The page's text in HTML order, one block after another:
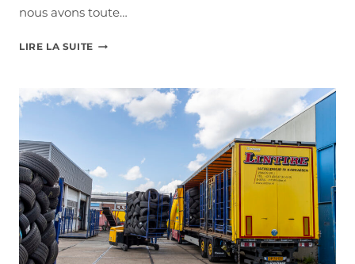
nous avons toute…
LIRE LA SUITEP
E
C
A
N
T
S